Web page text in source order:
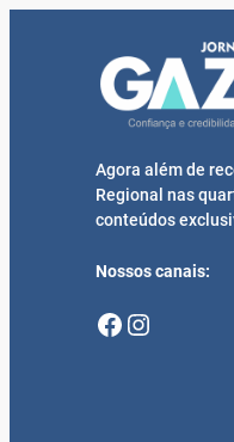
Agora além de
Regional nas
conteúdos
Nossos canais:
Facebook Instagram